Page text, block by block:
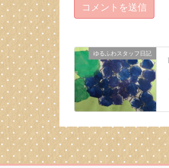
ゆるふわスタッフ日記